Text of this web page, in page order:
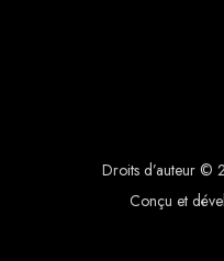
Droits d’auteur ©
Conçu et